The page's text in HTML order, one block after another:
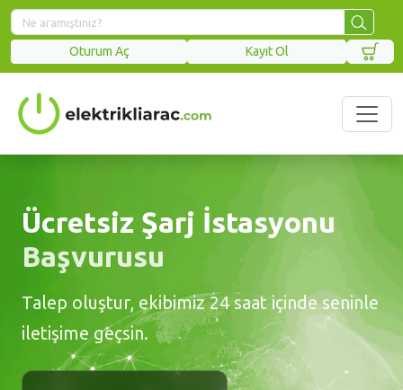
Oturum Aç Kayıt Ol
seninle
Yedek Parça
Çözümleri
Elektrikli aracınızın tüm ihtiyaçları için
güvenilir ve uyumlu yedek parça ve
kolayca keşfedin.